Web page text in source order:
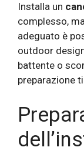
Installa un
complesso,
adeguato è
outdoor
battente o
preparazione